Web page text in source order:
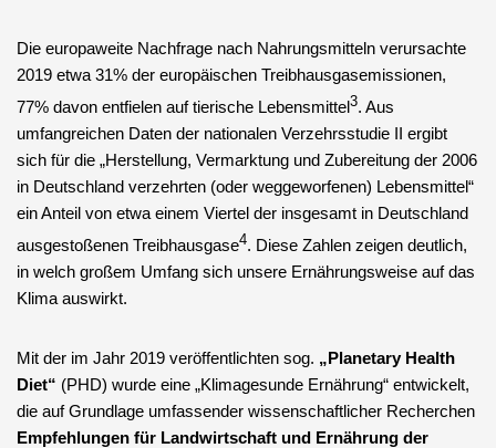
Die europaweite Nachfrage nach Nahrungsmitteln verursachte
2019 etwa 31% der europäischen Treibhausgasemissionen,
77% davon entfielen auf tierische Lebensmittel3. Aus
umfangreichen Daten der nationalen Verzehrsstudie II ergibt
sich für die „Herstellung, Vermarktung und Zubereitung der 2006
in Deutschland verzehrten (oder weggeworfenen) Lebensmittel“
ein Anteil von etwa einem Viertel der insgesamt in Deutschland
ausgestoßenen Treibhausgase4. Diese Zahlen zeigen deutlich,
in welch großem Umfang sich unsere Ernährungsweise auf das
Klima auswirkt.
Mit der im Jahr 2019 veröffentlichten sog. „Planetary Health
Diet“ (PHD) wurde eine „Klimagesunde Ernährung“ entwickelt,
die auf Grundlage umfassender wissenschaftlicher Recherchen
Empfehlungen für Landwirtschaft und Ernährung der